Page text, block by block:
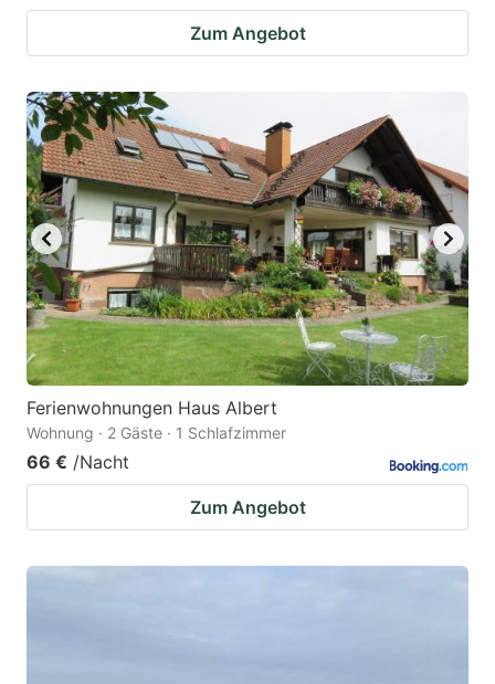
Zum Angebot
Ferienwohnungen Haus Albert
Wohnung · 2 Gäste · 1 Schlafzimmer
66 € /Nacht
Zum Angebot